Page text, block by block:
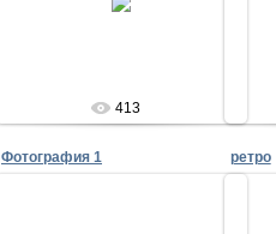
413
Фотография 1 ретро